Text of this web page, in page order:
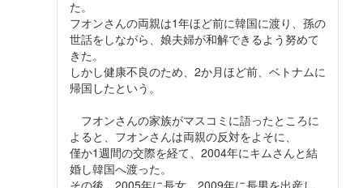
た。
フオンさんの両親は1年ほど前に韓国に渡り、孫の
世話をしながら、娘夫婦が和解できるよう努めて
きた。
しかし健康不良のため、2か月ほど前、ベトナムに
帰国したという。
フオンさんの家族がマスコミに語ったところに
よると、フオンさんは両親の反対をよそに、
僅か1週間の交際を経て、2004年にキムさんと結
婚し韓国へ渡った。